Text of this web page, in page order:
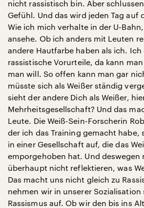
nicht rassistisch bin. Aber
Gefühl. Und das wird jeden Tag auf
Wie ich mich verhalte in der U-
ansehe. Ob ich anders mit Leuten
andere Hautfarbe haben als ich.
rassistische Vorurteile, da kann
man will. So offen kann man gar
müsste sich als Weißer ständig
sieht der andere Dich als Weißer,
Mehrheitsgesellschaft? Und das
Leute. Die Weiß-Sein-Forscherin
der ich das Training gemacht habe,
in einer Gesellschaft auf, die das
emporgehoben hat. Und deswegen
überhaupt nicht reflektieren, was
Das macht uns nicht gleich zu
nehmen wir in unserer Sozialisation
Rassismus auf. Ob wir den bis ins